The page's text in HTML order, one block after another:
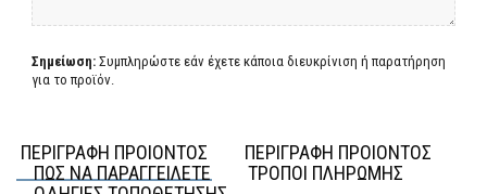
Σημείωση: Συμπληρώστε εάν έχετε κάποια διευκρίνιση ή παρατήρηση
για το προϊόν.
ΠΕΡΙΓΡΑΦΗ ΠΡΟΙΟΝΤΟΣ
ΠΕΡΙΓΡΑΦΗ ΠΡΟΙΟΝΤΟΣ
ΠΩΣ ΝΑ ΠΑΡΑΓΓΕΙΛΕΤΕ
ΤΡΟΠΟΙ ΠΛΗΡΩΜΗΣ